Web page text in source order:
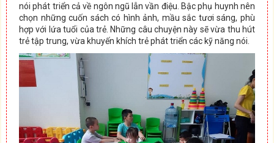
nói phát triển cả về ngôn ngũ lẫn vần điệu. Bậc phụ huynh nên
chọn những cuốn sách có hình ảnh, mầu sắc tươi sáng, phù
hợp với lứa tuổi của trẻ. Những câu chuyện này sẽ vừa thu hút
trẻ tập trung, vừa khuyến khích trẻ phát triển các kỹ năng nói.